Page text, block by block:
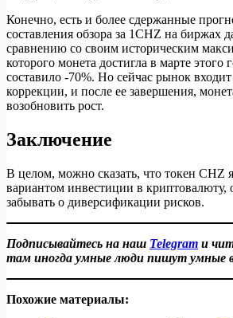
Конечно, есть и более сдержанные
составления обзора за 1CHZ на биржах
сравнению со своим историческим
которого монета достигла в марте этого
составило -70%. Но сейчас рынок
коррекции, и после ее завершения,
возобновить рост.
Заключение
В целом, можно сказать, что токен CHZ
вариантом инвестиции в криптовалюту,
забывать о диверсификации рисков.
Подписывайтесь на наш Telegram и
там иногда умные люди пишут умные
Похожие материалы: